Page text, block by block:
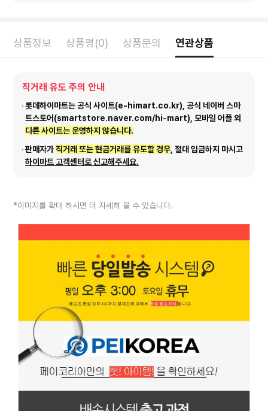
상품정보 상품평(0) 상품문의 연관상품
직거래 유도 주의 안내
롯데하이마트는 공식 사이트(e-himart.co.kr), 공식 네이버 스마
트스토어(smartstore.naver.com/hi-mart), 모바일 어플 외
다른 사이트는 운영하지 않습니다.
판매자가직거래 또는 현금거래를 유도할 경우 , 절대 입금하지 마시고
하이마트 고객센터로 신고해주세요.
*이미지를 확대 하시면 더 자세히 볼 수 있습니다.